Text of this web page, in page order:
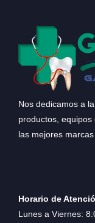
Nos dedicamos a
productos,
las mejores
Horario de
Lunes a Viernes: